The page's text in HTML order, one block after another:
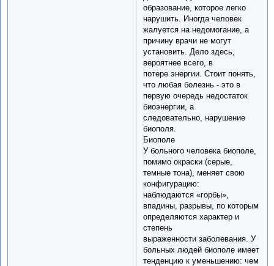
образование, которое легко
нарушить. Иногда человек
жалуется на недомогание, а
причину врачи не могут
установить. Дело здесь,
вероятнее всего, в
потере энергии. Стоит понять,
что любая болезнь - это в
первую очередь недостаток
биоэнергии, а
следовательно, нарушение
биополя.
Биополе
У больного человека биополе,
помимо окраски (серые,
темные тона), меняет свою
конфигурацию:
наблюдаются «горбы»,
впадины, разрывы, по которым
определяются характер и
степень
выраженности заболевания. У
больных людей биополе имеет
тенденцию к уменьшению: чем